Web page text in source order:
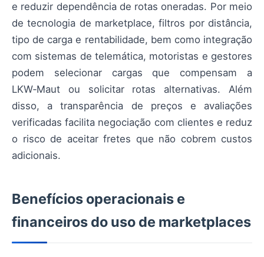
e reduzir dependência de rotas oneradas. Por meio
de tecnologia de marketplace, filtros por distância,
tipo de carga e rentabilidade, bem como integração
com sistemas de telemática, motoristas e gestores
podem selecionar cargas que compensam a
LKW‑Maut ou solicitar rotas alternativas. Além
disso, a transparência de preços e avaliações
verificadas facilita negociação com clientes e reduz
o risco de aceitar fretes que não cobrem custos
adicionais.
Benefícios operacionais e
financeiros do uso de marketplaces